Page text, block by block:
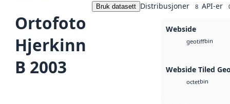
Ortofoto
Hjerkinn
B 2003
Bruk datasett Distribusjoner 8 API-er
Webside
geotiffbin
Webside Tiled
octetbin